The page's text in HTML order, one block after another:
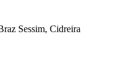
Sessim, Cidreira